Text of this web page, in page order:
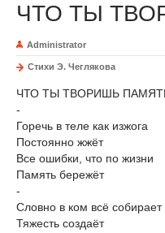
ЧТО ТЫ
Administrator
Стихи Э. Чеглякова
ЧТО ТЫ ТВОРИШЬ
-
Горечь в теле как изжога
Постоянно жжёт
Все ошибки, что по жизни
Память бережёт
-
Словно в ком всё собирает
Тяжесть создаёт